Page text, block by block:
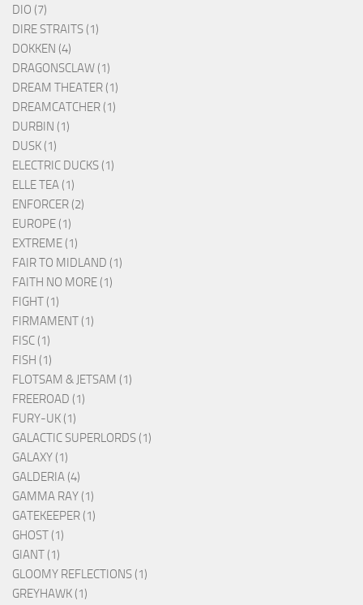
DIO (7)
DIRE STRAITS (1)
DOKKEN (4)
DRAGONSCLAW (1)
DREAM THEATER (1)
DREAMCATCHER (1)
DURBIN (1)
DUSK (1)
ELECTRIC DUCKS (1)
ELLE TEA (1)
ENFORCER (2)
EUROPE (1)
EXTREME (1)
FAIR TO MIDLAND (1)
FAITH NO MORE (1)
FIGHT (1)
FIRMAMENT (1)
FISC (1)
FISH (1)
FLOTSAM & JETSAM (1)
FREEROAD (1)
FURY-UK (1)
GALACTIC SUPERLORDS (1)
GALAXY (1)
GALDERIA (4)
GAMMA RAY (1)
GATEKEEPER (1)
GHOST (1)
GIANT (1)
GLOOMY REFLECTIONS (1)
GREYHAWK (1)